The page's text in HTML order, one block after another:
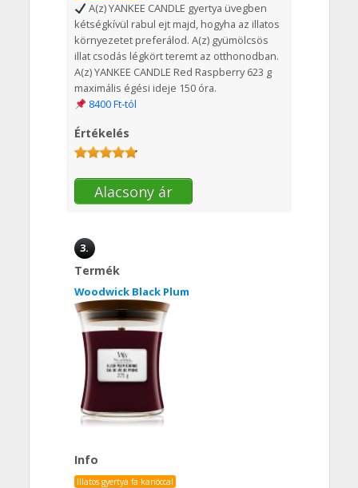
A(z) YANKEE CANDLE gyertya üvegben
kétségkívül rabul ejt majd, hogyha az illatos
környezetet preferálod. A(z) gyümölcsös
illat csodás légkört teremt az otthonodban.
A(z) YANKEE CANDLE Red Raspberry 623 g
maximális égési ideje 150 óra.
8400 Ft-tól
Értékelés
Alacsony ár
3.
Termék
Woodwick Black Plum
Info
Illatos gyertya fa kanóccal